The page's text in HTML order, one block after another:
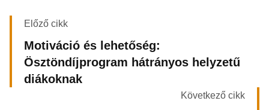
Előző cikk
Motiváció és lehetőség:
Ösztöndíjprogram hátrányos helyzetű
diákoknak
Következő cikk